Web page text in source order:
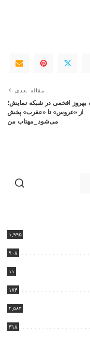
مقاله بعدی
بهروز افخمی در شبکه نمایش؛
از «عروس» تا «عقرب» پخش
می‌شود_مهتاب من
۱,۹۹۵
۹۰۸
۱۱
۱۷۴
۲,۵۸۴
۳۱۸